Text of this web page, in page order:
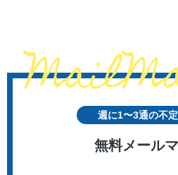
週に1〜3通の不
無料メール